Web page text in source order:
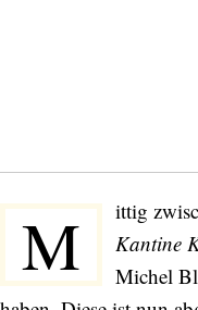
M
ittig
Kantine
Michel